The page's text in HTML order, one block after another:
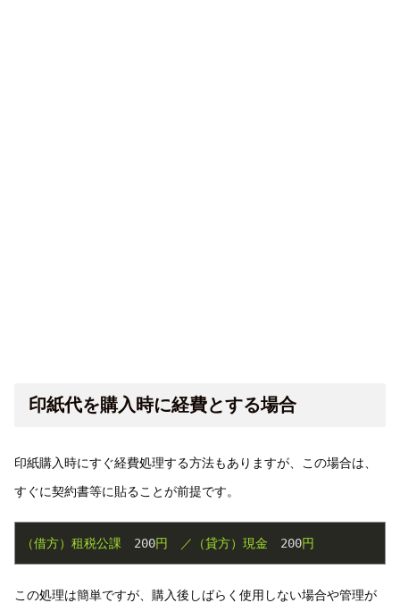
印紙代を購入時に経費とする場合
印紙購入時にすぐ経費処理する方法もありますが、この場合は、
すぐに契約書等に貼ることが前提です。
（借方）租税公課 200円 ／（貸方）現金 200円
この処理は簡単ですが、購入後しばらく使用しない場合や管理が